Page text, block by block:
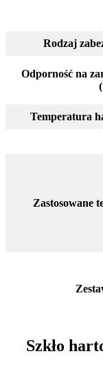
Rodzaj
Odporność na
Temperatura
Zastosowane
Szkło